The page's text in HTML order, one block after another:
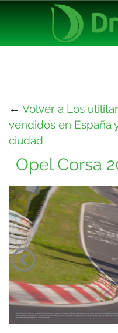
← Volver a Los
vendidos en España
ciudad
Opel Corsa